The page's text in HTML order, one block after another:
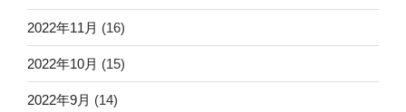
2022年11月 (16)
2022年10月 (15)
2022年9月 (14)